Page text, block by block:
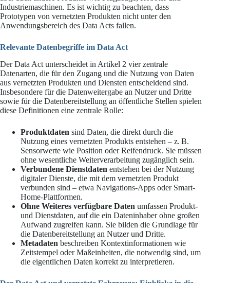
Industriemaschinen. Es ist wichtig zu beachten, dass
Prototypen von vernetzten Produkten nicht unter den
Anwendungsbereich des Data Acts fallen.
Relevante Datenbegriffe im Data Act
Der Data Act unterscheidet in Artikel 2 vier zentrale
Datenarten, die für den Zugang und die Nutzung von Daten
aus vernetzten Produkten und Diensten entscheidend sind.
Insbesondere für die Datenweitergabe an Nutzer und Dritte
sowie für die Datenbereitstellung an öffentliche Stellen spielen
diese Definitionen eine zentrale Rolle:
Produktdaten sind Daten, die direkt durch die
Nutzung eines vernetzten Produkts entstehen – z. B.
Sensorwerte wie Position oder Reifendruck. Sie müssen
ohne wesentliche Weiterverarbeitung zugänglich sein.
Verbundene Dienstdaten entstehen bei der Nutzung
digitaler Dienste, die mit dem vernetzten Produkt
verbunden sind – etwa Navigations-Apps oder Smart-
Home-Plattformen.
Ohne Weiteres verfügbare Daten umfassen Produkt-
und Dienstdaten, auf die ein Dateninhaber ohne großen
Aufwand zugreifen kann. Sie bilden die Grundlage für
die Datenbereitstellung an Nutzer und Dritte.
Metadaten beschreiben Kontextinformationen wie
Zeitstempel oder Maßeinheiten, die notwendig sind, um
die eigentlichen Daten korrekt zu interpretieren.